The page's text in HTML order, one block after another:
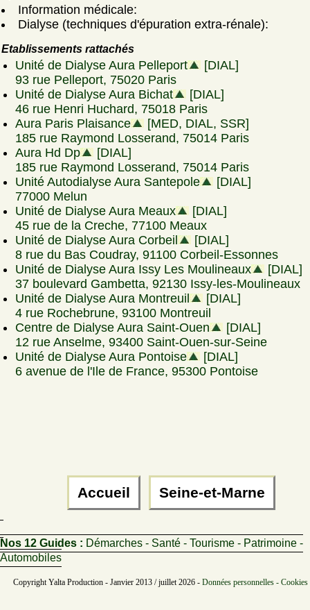
Information médicale:
Dialyse (techniques d'épuration extra-rénale):
Etablissements rattachés
Unité de Dialyse Aura Pelleport
[DIAL]
93 rue Pelleport, 75020 Paris
Unité de Dialyse Aura Bichat
[DIAL]
46 rue Henri Huchard, 75018 Paris
Aura Paris Plaisance
[MED, DIAL, SSR]
185 rue Raymond Losserand, 75014 Paris
Aura Hd Dp
[DIAL]
185 rue Raymond Losserand, 75014 Paris
Unité Autodialyse Aura Santepole
[DIAL]
77000 Melun
Unité de Dialyse Aura Meaux
[DIAL]
45 rue de la Creche, 77100 Meaux
Unité de Dialyse Aura Corbeil
[DIAL]
8 rue du Bas Coudray, 91100 Corbeil-Essonnes
Unité de Dialyse Aura Issy Les Moulineaux
[DIAL]
37 boulevard Gambetta, 92130 Issy-les-Moulineaux
Unité de Dialyse Aura Montreuil
[DIAL]
4 rue Rochebrune, 93100 Montreuil
Centre de Dialyse Aura Saint-Ouen
[DIAL]
12 rue Anselme, 93400 Saint-Ouen-sur-Seine
Unité de Dialyse Aura Pontoise
[DIAL]
6 avenue de l'Ile de France, 95300 Pontoise
Accueil Seine-et-Marne
Nos 12 Guides : Démarches - Santé - Tourisme - Patrimoine -
Automobiles
Copyright Yalta Production - Janvier 2013 / juillet 2026 - Données personnelles -